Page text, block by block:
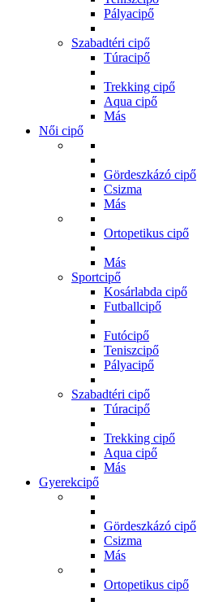
Pályacipő
Szabadtéri cipő
Túracipő
Trekking cipő
Aqua cipő
Más
Női cipő
Gördeszkázó cipő
Csizma
Más
Ortopetikus cipő
Más
Sportcipő
Kosárlabda cipő
Futballcipő
Futócipő
Teniszcipő
Pályacipő
Szabadtéri cipő
Túracipő
Trekking cipő
Aqua cipő
Más
Gyerekcipő
Gördeszkázó cipő
Csizma
Más
Ortopetikus cipő